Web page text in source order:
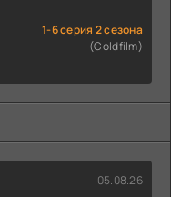
1-6 серия 2 сезона
(Coldfilm)
05.08.26